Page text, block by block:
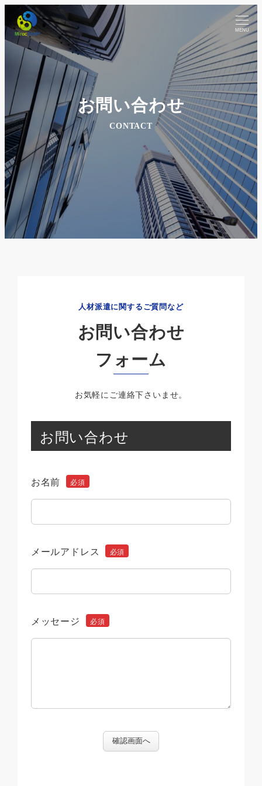
MENU
お問い合わせ
CONTACT
人材派遣に関するご質問など
お問い合わせ
フォーム
お気軽にご連絡下さいませ。
お問い合わせ
お名前
メールアドレス
メッセージ
確認画面へ